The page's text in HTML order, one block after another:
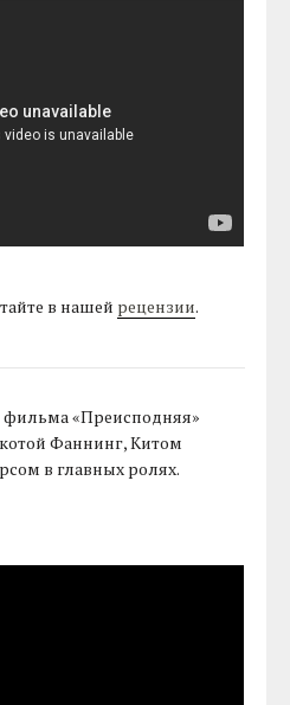
в нашей рецензии.
«Преисподняя»
Фаннинг, Китом
в главных ролях.